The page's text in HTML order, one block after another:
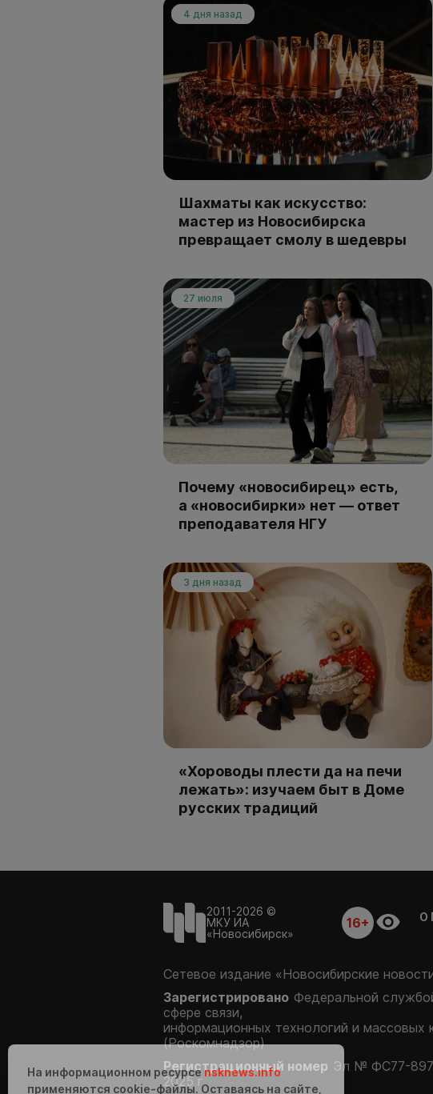
4 дня назад
Шахматы как искусство:
мастер из Новосибирска
превращает смолу в шедевры
27 июля
Почему «новосибирец» есть,
а «новосибирки» нет — ответ
преподавателя НГУ
3 дня назад
«Хороводы плести да на печи
лежать»: изучаем быт в Доме
русских традиций
2011-2026 ©
МКУ ИА
«Новосибирск»
16+ О
Сетевое издание «Новосибирские
Зарегистрировано Федеральной
сфере связи,
информационных технологий и массовых
(Роскомнадзор)
Регистрационный номер Эл № ФС77-
2025 г.
На информационном ресурсе nsknews.info
применяются cookie-файлы. Оставаясь на сайте,